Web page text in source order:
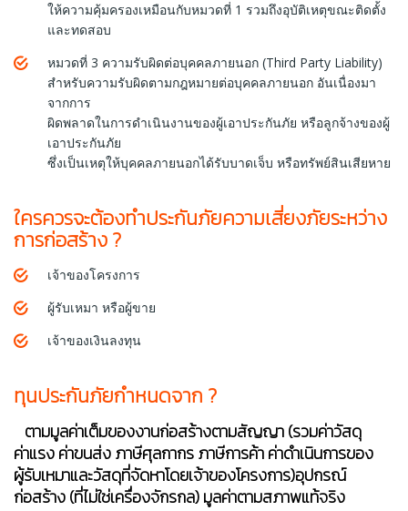
ให้ความคุ้มครองเหมือนกับหมวดที่ 1 รวมถึงอุบัติเหตุขณะติดตั้ง
และทดสอบ
หมวดที่ 3 ความรับผิดต่อบุคคลภายนอก (Third Party Liability)
สำหรับความรับผิดตามกฎหมายต่อบุคคลภายนอก อันเนื่องมา
จากการ
ผิดพลาดในการดำเนินงานของผู้เอาประกันภัย หรือลูกจ้างของผู้
เอาประกันภัย
ซึ่งเป็นเหตุให้บุคคลภายนอกได้รับบาดเจ็บ หรือทรัพย์สินเสียหาย
ใครควรจะต้องทำประกันภัยความเสี่ยงภัยระหว่าง
การก่อสร้าง ?
เจ้าของโครงการ
ผู้รับเหมา หรือผู้ขาย
เจ้าของเงินลงทุน
ทุนประกันภัยกำหนดจาก ?
ตามมูลค่าเต็มของงานก่อสร้างตามสัญญา (รวมค่าวัสดุ
ค่าแรง ค่าขนส่ง ภาษีศุลกากร ภาษีการค้า ค่าดำเนินการของ
ผู้รับเหมาและวัสดุที่จัดหาโดยเจ้าของโครงการ)อุปกรณ์
ก่อสร้าง (ที่ไม่ใช่เครื่องจักรกล) มูลค่าตามสภาพแท้จริง